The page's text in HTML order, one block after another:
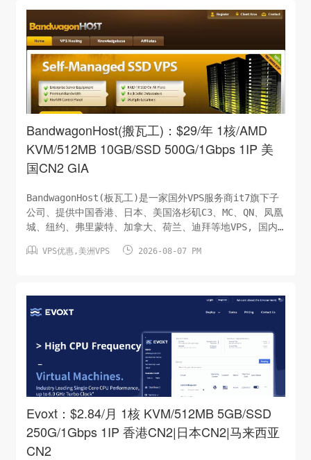
BandwagonHost(搬瓦工)：$29/年 1核/AMD
KVM/512MB 10GB/SSD 500G/1Gbps 1IP 美
国CN2 GIA
BandwagonHost(板瓦工)是一家国外VPS服务商it7旗下子
公司、提供中国香港、日本、美国洛杉矶C3、MC、QN、凤凰
城、纽约、弗里蒙特、加拿大、荷兰、迪拜等地VPS, 国内
提供30天全额退款保证。以前是做低端客户，后来砍掉低端
存：512 MB硬盘：10GB/SSD月流量：1T/2.5Gbps虚拟架
构：KVM系统：LinuxIP：1个/IPv4价格：500G/1Gbps洛
 VPS优惠, 美洲VPS  2026-08-07 PM
Evoxt：$2.84/月 1核 KVM/512MB 5GB/SSD
250G/1Gbps 1IP 香港CN2|日本CN2|马来西亚
CN2